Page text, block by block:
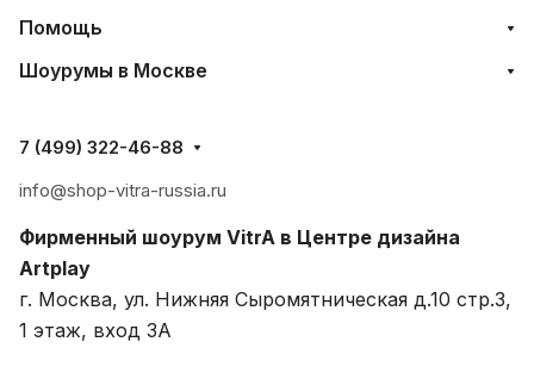
Помощь
Шоурумы в Москве
7 (499) 322-46-88
info@shop-vitra-russia.ru
Фирменный шоурум VitrA в Центре дизайна
Artplay
г. Москва, ул. Нижняя Сыромятническая д.10 стр.3,
1 этаж, вход 3A